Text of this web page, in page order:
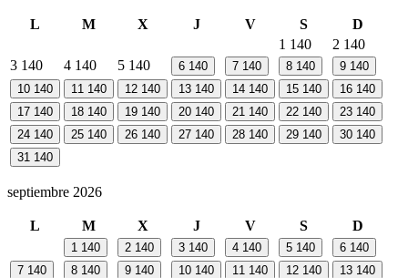
L M X J V S
D
1 140 2 140
3 140 4 140 5 140 6 140 7 140 8 140 9 140
10 140 11 140 12 140 13 140 14 140 15 140 16 140
17 140 18 140 19 140 20 140 21 140 22 140 23 140
24 140 25 140 26 140 27 140 28 140 29 140 30 140
31 140
septiembre 2026
L M X J V S D
1 140 2 140 3 140 4 140 5 140 6 140
7 140 8 140 9 140 10 140 11 140 12 140 13 140